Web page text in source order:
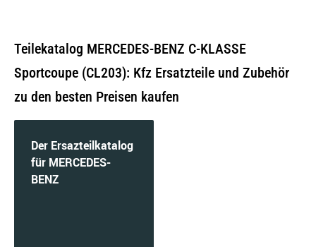
C 200 CGI Kompressor (203.743) | 125 KW / 170
C 200 Kompressor (203.742) | 120 KW / 163 PS
Teilekatalog MERCEDES-BENZ C-KLASSE
Sportcoupe (CL203): Kfz Ersatzteile und Zubehör
zu den besten Preisen kaufen
Der Ersazteilkatalog
für MERCEDES-
BENZ